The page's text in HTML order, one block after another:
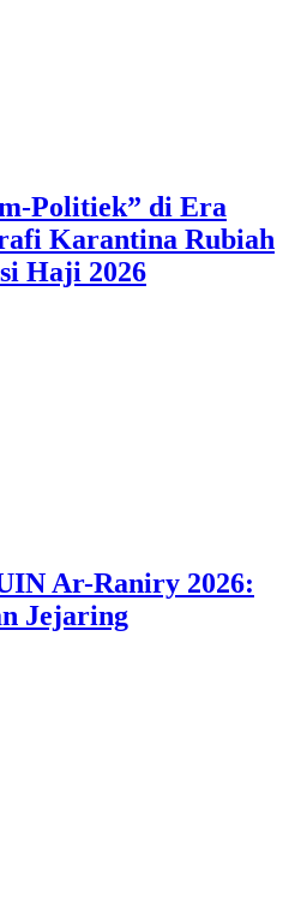
Politiek” di Era
Karantina Rubiah
Haji 2026
Ar-Raniry 2026:
Jejaring